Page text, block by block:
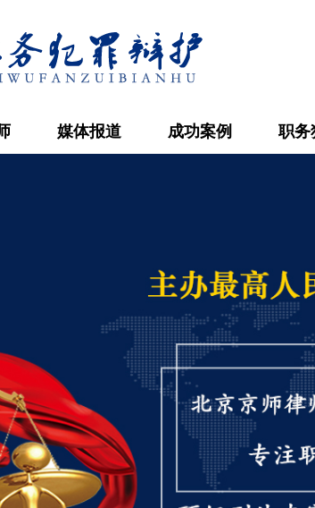
媒体报道 成功案例 职务